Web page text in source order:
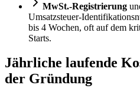
MwSt.-Registrierung
Umsatzsteuer-
bis 4 Wochen, oft auf dem
Starts.
Jährliche laufende
der Gründung